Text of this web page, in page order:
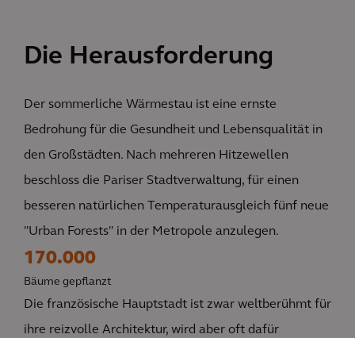
Die Herausforderung
Der sommerliche Wärmestau ist eine ernste
Bedrohung für die Gesundheit und Lebensqualität in
den Großstädten. Nach mehreren Hitzewellen
beschloss die Pariser Stadtverwaltung, für einen
besseren natürlichen Temperaturausgleich fünf neue
"Urban Forests" in der Metropole anzulegen.
170.000
Bäume gepflanzt
Die französische Hauptstadt ist zwar weltberühmt für
ihre reizvolle Architektur, wird aber oft dafür